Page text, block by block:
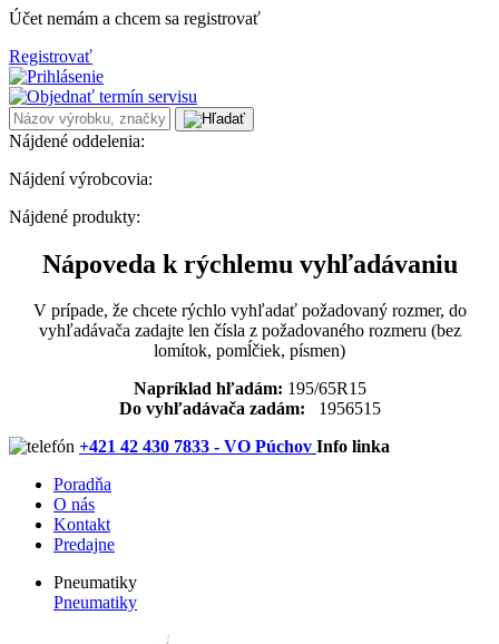
Účet nemám a chcem sa registrovať
Registrovať
Nájdené oddelenia:
Nájdení výrobcovia:
Nájdené produkty:
Nápoveda k rýchlemu vyhľadávaniu
V prípade, že chcete rýchlo vyhľadať požadovaný rozmer, do
vyhľadávača zadajte len čísla z požadovaného rozmeru (bez
lomítok, pomĺčiek, písmen)
Napríklad hľadám: 195/65R15
Do vyhľadávača zadám: 1956515
+421 42 430 7833 - VO Púchov Info linka
Poradňa
O nás
Kontakt
Predajne
Pneumatiky
Pneumatiky